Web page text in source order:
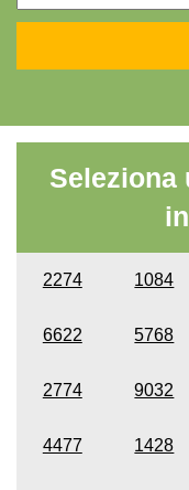
Seleziona
2274 1084
6622 5768
2774 9032
4477 1428